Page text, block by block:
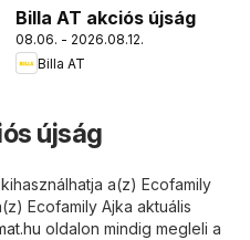
Billa AT akciós újság
08.06. - 2026.08.12.
Billa AT
újság
a(z) Ecofamily
Ecofamily Ajka aktuális
oldalon mindig megleli a